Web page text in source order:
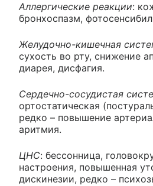
Аллергические реакции:
бронхоспазм,
Желудочно-кишечная
сухость во рту, снижение
диарея, дисфагия.
Сердечно-сосудистая
ортостатическая
редко – повышение
аритмия.
ЦНС: бессонница,
настроения, повышенная
дискинезии, редко –